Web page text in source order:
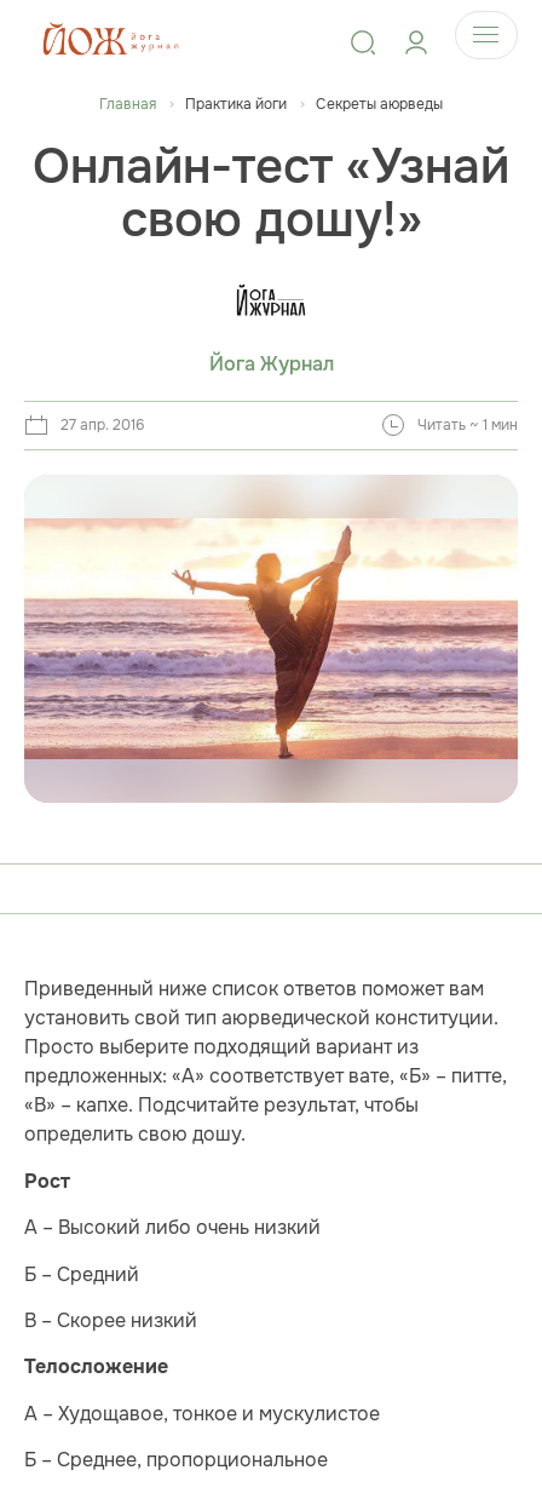
Главная Практика йоги Секреты аюрведы
Онлайн-тест «Узнай
свою дошу!»
Йога Журнал
27 апр. 2016 Читать ~ 1 мин
Приведенный ниже список ответов поможет вам
установить свой тип аюрведической конституции.
Просто выберите подходящий вариант из
предложенных: «А» соответствует вате, «Б» – питте,
«В» – капхе. Подсчитайте результат, чтобы
определить свою дошу.
Рост
А – Высокий либо очень низкий
Б – Средний
В – Скорее низкий
Телосложение
А – Худощавое, тонкое и мускулистое
Б – Среднее, пропорциональное